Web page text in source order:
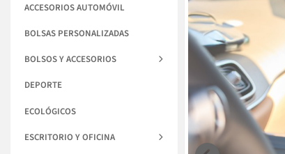
ACCESORIOS AUTOMÓVIL
BOLSAS PERSONALIZADAS
BOLSOS Y ACCESORIOS
DEPORTE
ECOLÓGICOS
ESCRITORIO Y OFICINA